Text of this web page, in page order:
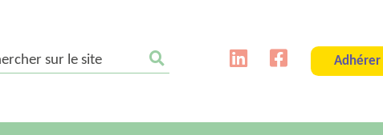
sur le site Adhérer